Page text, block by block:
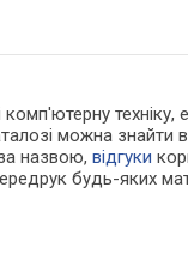
комп'ютерну
можна
назвою,відгуки
будь-яких